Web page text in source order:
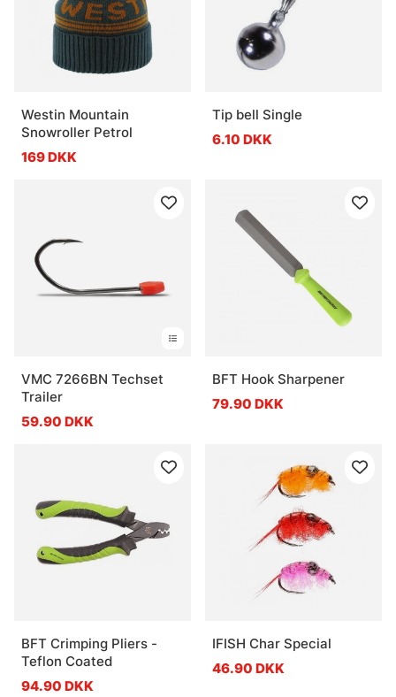
Westin Mountain
Snowroller Petrol
169 DKK
Tip bell Single
6.10 DKK
VMC 7266BN Techset
Trailer
59.90 DKK
BFT Hook Sharpener
79.90 DKK
BFT Crimping Pliers -
Teflon Coated
94.90 DKK
IFISH Char Special
46.90 DKK